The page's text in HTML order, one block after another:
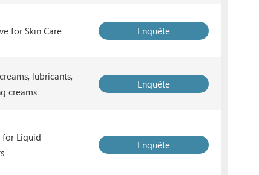
for Skin Care Enquête
lubricants,
creams
Enquête
Liquid
Enquête